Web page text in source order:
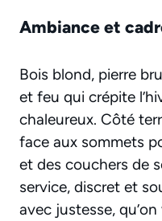
Ambiance et
Bois blond, pierre
et feu qui crépite
chaleureux. Côté
face aux sommets
et des couchers de
service, discret et
avec justesse,